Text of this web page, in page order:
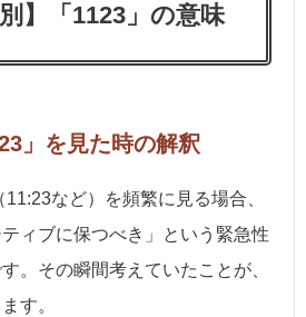
】「1123」の意味
」を見た時の解釈
など）を頻繁に見る場合、
ィブに保つべき」という緊急性
。その瞬間考えていたことが、
す。